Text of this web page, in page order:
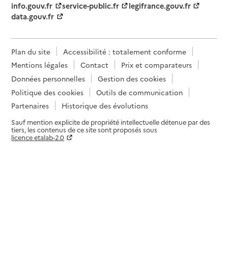
info.gouv.fr
service-public.fr
legifrance.gouv.fr
data.gouv.fr
Plan du site
Accessibilité : totalement conforme
Mentions légales
Contact
Prix et comparateurs
Données personnelles
Gestion des cookies
Politique des cookies
Outils de communication
Partenaires
Historique des évolutions
Sauf mention explicite de propriété intellectuelle détenue par des
tiers, les contenus de ce site sont proposés sous
licence etalab-2.0